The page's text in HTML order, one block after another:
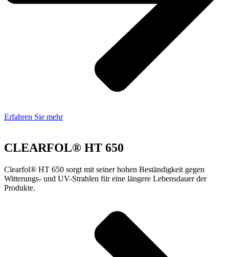
Erfahren Sie mehr
CLEARFOL® HT 650
Clearfol® HT 650 sorgt mit seiner hohen Beständigkeit gegen
Witterungs- und UV-Strahlen für eine längere Lebensdauer der
Produkte.